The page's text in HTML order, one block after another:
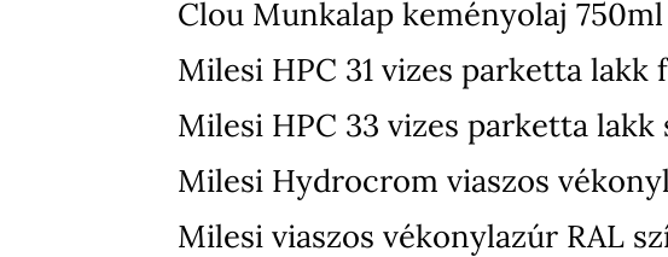
Clou Munkalap keményolaj 750ml
Milesi HPC 31 vizes parketta lakk
Milesi HPC 33 vizes parketta
Milesi Hydrocrom viaszos
Milesi viaszos vékonylazúr RAL